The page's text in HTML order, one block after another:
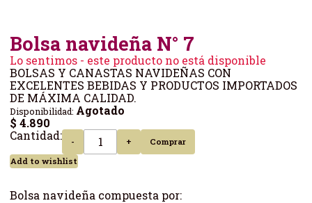
Bolsa navideña N° 7
Lo sentimos - este producto no está disponible
BOLSAS Y CANASTAS NAVIDEÑAS CON
EXCELENTES BEBIDAS Y PRODUCTOS IMPORTADOS
DE MÁXIMA CALIDAD.
Disponibilidad: Agotado
$ 4.890
Cantidad:
- +
Comprar
Add to wishlist
Bolsa navideña compuesta por: